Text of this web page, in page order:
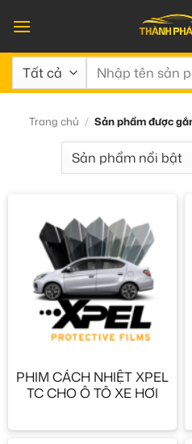
qua
nội
dung
Tìm
Trang chủ / Sản phẩm được
PHIM CÁCH NHIỆT XPEL
TC CHO Ô TÔ XE HƠI